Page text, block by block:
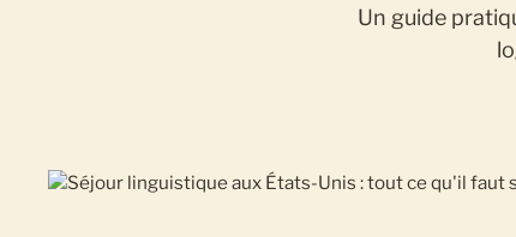
Un guide